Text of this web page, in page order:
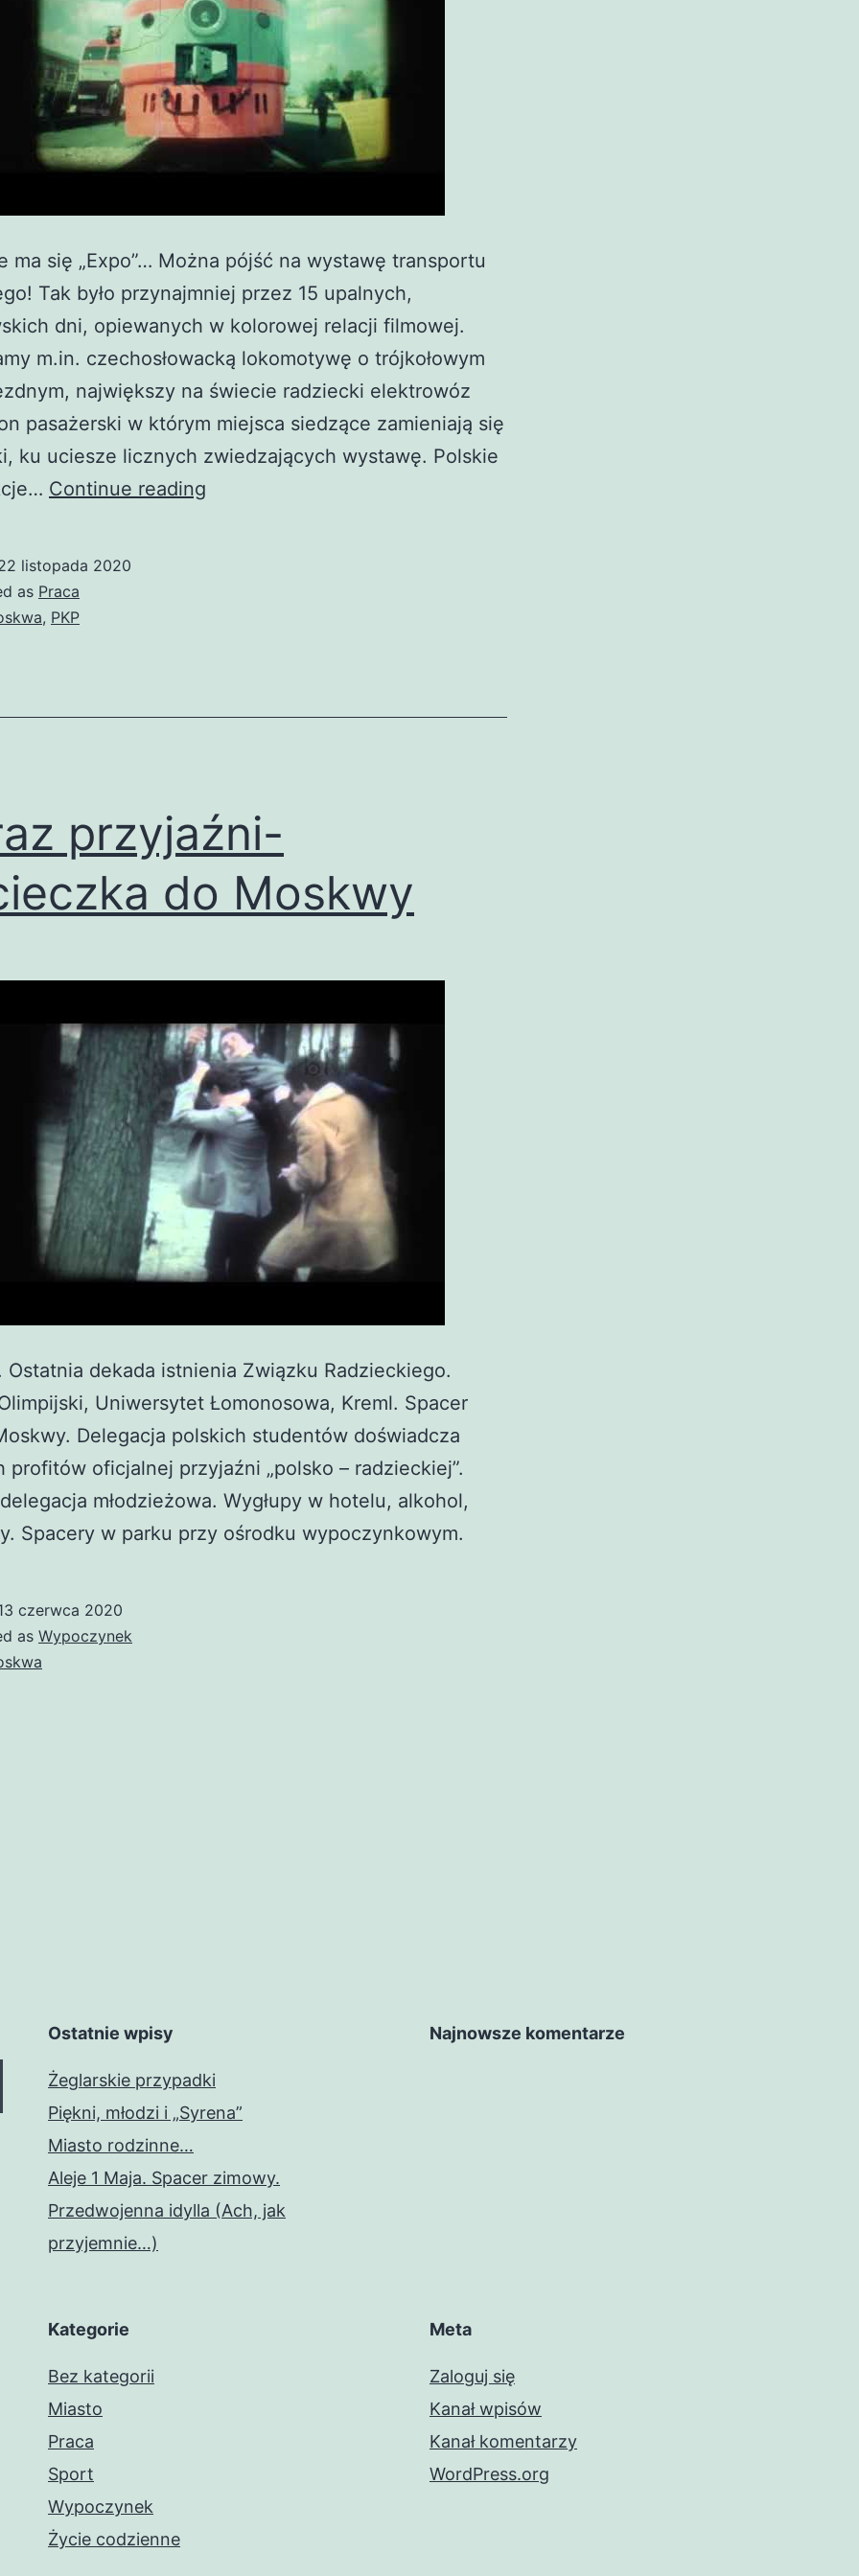
ma się „Expo”… Można pójść na wystawę transportu
Tak było przynajmniej przez 15 upalnych,
dni, opiewanych w kolorowej relacji filmowej.
m.in. czechosłowacką lokomotywę o trójkołowym
największy na świecie radziecki elektrowóz
pasażerski w którym miejsca siedzące zamieniają się
ku uciesze licznych zwiedzających wystawę. Polskie
Continue reading
listopada 2020
as Praca
, PKP
przyjaźni-
do Moskwy
Ostatnia dekada istnienia Związku Radzieckiego.
Uniwersytet Łomonosowa, Kreml. Spacer
Delegacja polskich studentów doświadcza
profitów oficjalnej przyjaźni „polsko – radzieckiej”.
młodzieżowa. Wygłupy w hotelu, alkohol,
Spacery w parku przy ośrodku wypoczynkowym.
czerwca 2020
as Wypoczynek
Ostatnie wpisy
Żeglarskie przypadki
Piękni, młodzi i „Syrena”
Miasto rodzinne…
Aleje 1 Maja. Spacer zimowy.
Przedwojenna idylla (Ach, jak
przyjemnie…)
Najnowsze komentarze
Kategorie
Bez kategorii
Miasto
Praca
Sport
Wypoczynek
Życie codzienne
Meta
Zaloguj się
Kanał wpisów
Kanał komentarzy
WordPress.org